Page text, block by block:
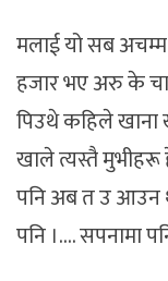
मलाई यो सब अचम्म
हजार भए अरु के
पिउथे कहिले खाना
खाले त्यस्तै मुभीहरू
पनि अब त उ आउन
पनि ।…. सपनामा